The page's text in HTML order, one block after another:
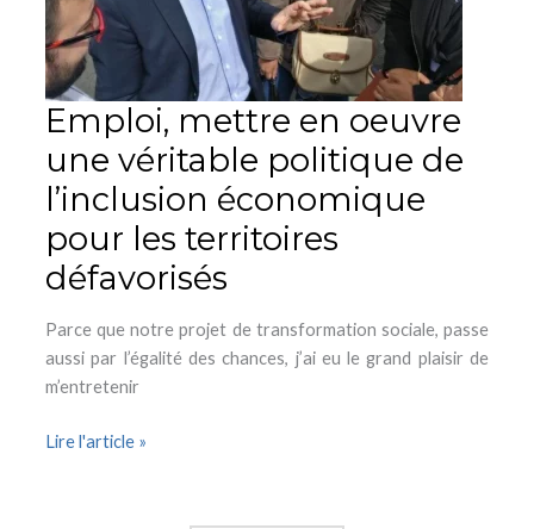
Emploi, mettre en oeuvre
une véritable politique de
l’inclusion économique
pour les territoires
défavorisés
Parce que notre projet de transformation sociale, passe
aussi par l’égalité des chances, j’ai eu le grand plaisir de
m’entretenir
de
l’inclusion
économique
pour
les
territoires
défavorisés
Lire l'article »